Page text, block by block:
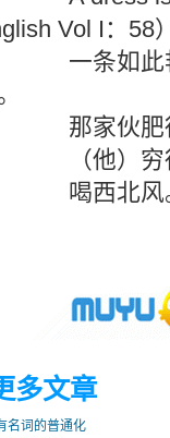
Vol I：58
条如此艳丽
家伙肥得流
他）穷得叮
西北风。
多文章
名词的普通化